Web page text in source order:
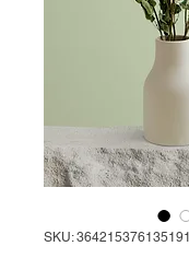
SKU: 364215376135191